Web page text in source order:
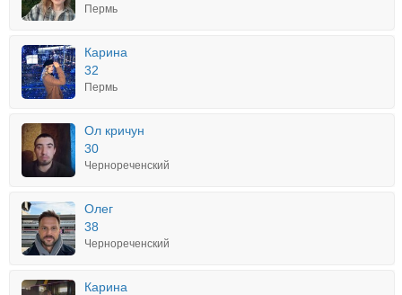
Пермь
Карина
32
Пермь
Ол кричун
30
Чернореченский
Олег
38
Чернореченский
Карина